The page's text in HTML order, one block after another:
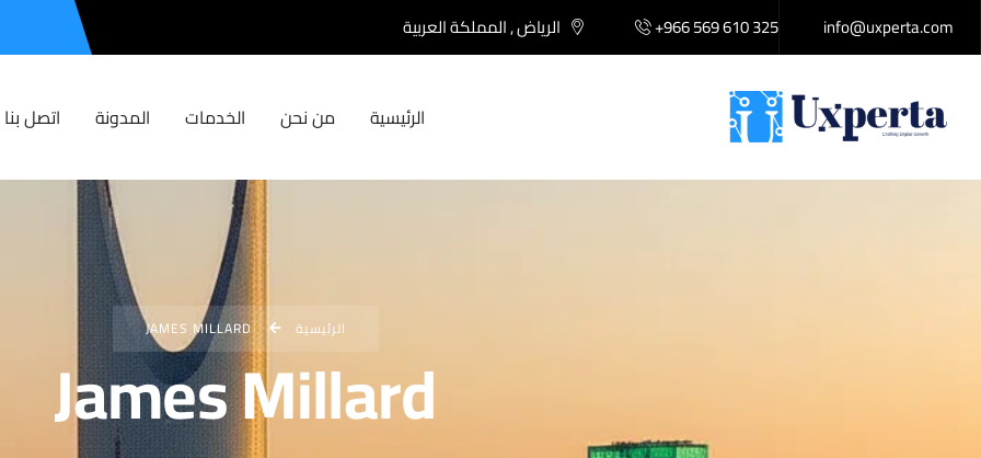
+966 569 610 325 الرياض , المملكة العربية
الرئيسية من نحن الخدمات المدونة اتصل بنا
الرئيسية JAMES MILLARD
James Millard